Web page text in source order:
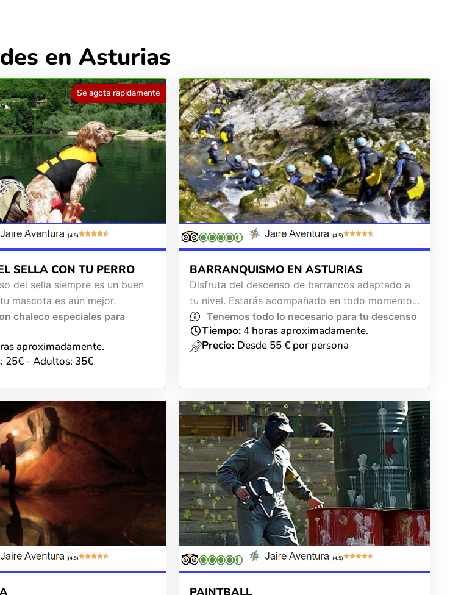
en Asturias
Se agota rapidamente
(4.5)
SELLA CON TU PERRO
del sella siempre es un buen
mascota es aún mejor.
chaleco especiales para
aproximadamente.
25€ - Adultos: 35€
(4.5)
BARRANQUISMO EN ASTURIAS
Disfruta del descenso de barrancos adaptado a
tu nivel. Estarás acompañado en todo momento...
Tenemos todo lo necesario para tu descenso
Tiempo:4 horas aproximadamente.
Precio: Desde 55 € por persona
(4.5) (4.5)
PAINTBALL